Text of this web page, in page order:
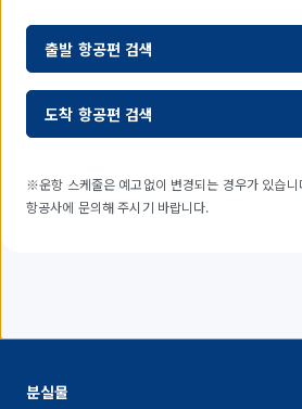
출발 항공편 검색
도착 항공편 검색
※운항 스케줄은 예고없이 변경되는 경우가 있습
항공사에 문의해 주시기 바랍니다.
분실물